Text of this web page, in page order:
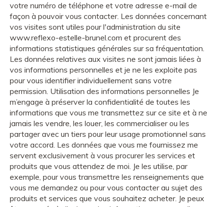
votre numéro de téléphone et votre adresse e-mail de
façon à pouvoir vous contacter. Les données concernant
vos visites sont utiles pour l'administration du site
www.reflexo-estelle-brunel.com et procurent des
informations statistiques générales sur sa fréquentation.
Les données relatives aux visites ne sont jamais liées à
vos informations personnelles et je ne les exploite pas
pour vous identifier individuellement sans votre
permission. Utilisation des informations personnelles Je
m’engage à préserver la confidentialité de toutes les
informations que vous me transmettez sur ce site et à ne
jamais les vendre, les louer, les commercialiser ou les
partager avec un tiers pour leur usage promotionnel sans
votre accord. Les données que vous me fournissez me
servent exclusivement à vous procurer les services et
produits que vous attendez de moi. Je les utilise, par
exemple, pour vous transmettre les renseignements que
vous me demandez ou pour vous contacter au sujet des
produits et services que vous souhaitez acheter. Je peux